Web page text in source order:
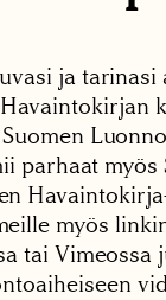
ja tarinasi
parhaat myös
myös
tai Vimeossa